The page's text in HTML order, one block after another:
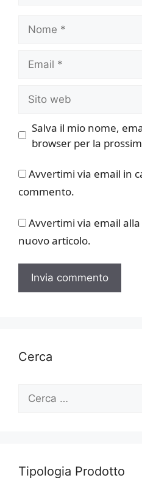
web
Salva il mio nome,
browser per la
Avvertimi via email in
commento.
Avvertimi via email
nuovo articolo.
Cerca
Ricerca
Tipologia Prodotto